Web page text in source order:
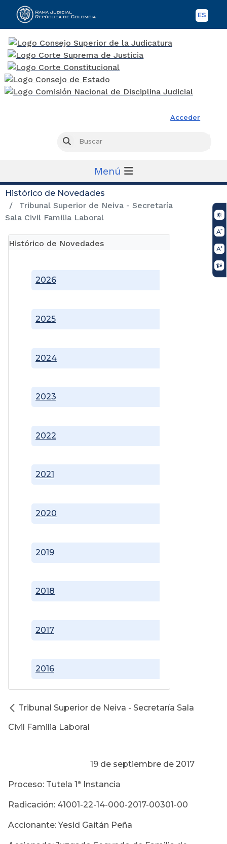
ES
Acceder
Buscar
Menú
Histórico de Novedades
Tribunal Superior de Neiva - Secretaría
Sala Civil Familia Laboral
Histórico de Novedades
2016
2017
2018
2019
2020
2021
2022
2023
2024
2025
2026
Tribunal Superior de Neiva - Secretaría Sala
Civil Familia Laboral
19 de septiembre de 2017
Proceso: Tutela 1ª Instancia
Radicación: 41001-22-14-000-2017-00301-00
Accionante: Yesid Gaitán Peña